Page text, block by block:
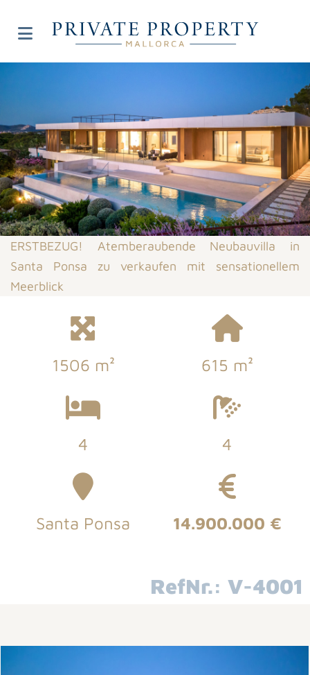
ERSTBEZUG! Atemberaubende Neubauvilla in
Santa Ponsa zu verkaufen mit sensationellem
Meerblick
1506 m² 615 m²
4 4
Santa Ponsa 14.900.000 €
RefNr.: V-4001